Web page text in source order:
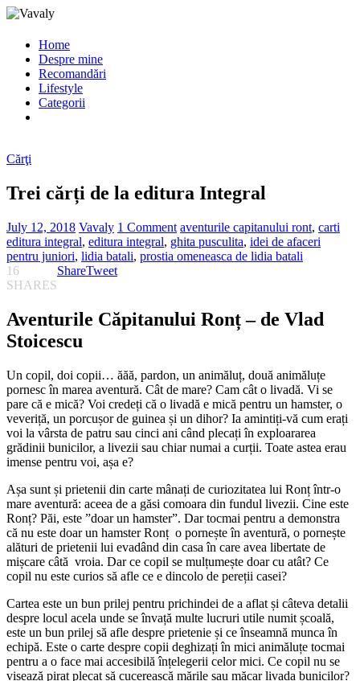
Home
Despre mine
Recomandări
Lifestyle
Categorii
Cărţi
Trei cărți de la editura Integral
July 12, 2018 Vavaly 1 Comment aventurile capitanului ront, carti
editura integral, editura integral, ghita pusculita, idei de afaceri
pentru juniori, lidia batali, prostia omeneasca de lidia batali
16
SHARES
ShareTweet
Aventurile Căpitanului Ronț – de Vlad
Stoicescu
Un copil, doi copii… ăăă, pardon, un animăluț, două animăluțe
pornesc în marea aventură. Cât de mare? Cam cât o livadă. Vi se
pare că e mică? Voi credeți că o livadă e mică pentru un hamster, o
veveriță, un porcușor de guinea și un dihor? Ia amintiți-vă cum erați
voi la vârsta de patru sau cinci ani când plecați în exploararea
grădinii bunicilor, a livezii sau chiar numai a curții. Toate astea erau
imense pentru voi, așa e?
Așa sunt și prietenii din carte mânați de curiozitatea lui Ronț într-o
mare aventură: aceea de a găsi comoara din fundul livezii. Cine este
Ronț? Păi, este ”doar un hamster”. Dar tocmai pentru a demonstra
că nu este doar un hamster Ronț o pornește în aventură, o pornește
alături de prietenii lui evadând din casa în care avea libertate de
mișcare câtă vroia. Dar ce copil se mulțumește doar cu atât? Ce
copil nu este curios să afle ce e dincolo de pereții casei?
Cartea este un bun prilej pentru prichindei de a aflat și câteva detalii
despre locul acela unde se învață multe lucruri utile numit școală,
este un bun prilej să afle despre prietenie și ce înseamnă munca în
echipă. Este o carte despre copii deghizați în mici animăluțe tocmai
pentru a o face mai accesibilă înțelegerii celor mici. Ce copil nu se
visează pirat plecat să cucerească mările sau măcar livada bunicilor?